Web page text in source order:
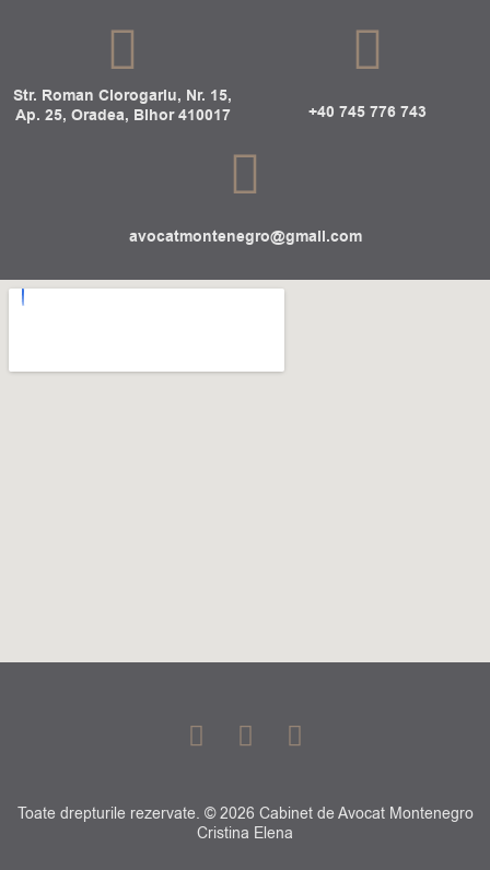
Str. Roman Ciorogariu, Nr. 15,
Ap. 25, Oradea, Bihor 410017
+40 745 776 743
avocatmontenegro@gmail.com
F
a
e
b
G
o
g
l
L
i
k
Toate drepturile rezervate. © 2026 Cabinet de Avocat Montenegro
Cristina Elena